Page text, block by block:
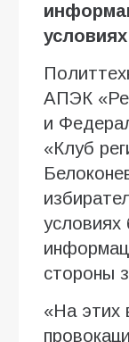
АПЭК
и
«Клуб
условиях
стороны
«На этих